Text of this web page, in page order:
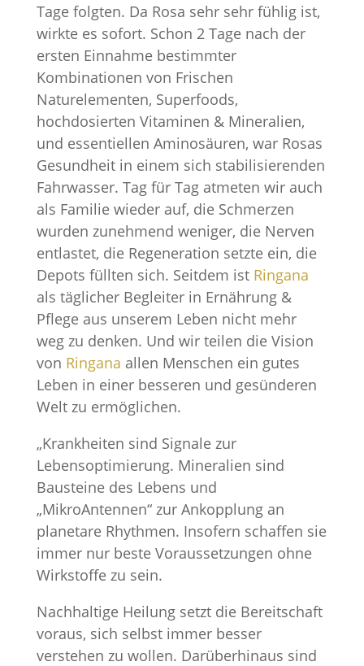
Tage folgten. Da Rosa sehr sehr fühlig ist,
wirkte es sofort. Schon 2 Tage nach der
ersten Einnahme bestimmter
Kombinationen von Frischen
Naturelementen, Superfoods,
hochdosierten Vitaminen & Mineralien,
und essentiellen Aminosäuren, war Rosas
Gesundheit in einem sich stabilisierenden
Fahrwasser. Tag für Tag atmeten wir auch
als Familie wieder auf, die Schmerzen
wurden zunehmend weniger, die Nerven
entlastet, die Regeneration setzte ein, die
Depots füllten sich. Seitdem ist Ringana
als täglicher Begleiter in Ernährung &
Pflege aus unserem Leben nicht mehr
weg zu denken. Und wir teilen die Vision
von Ringana allen Menschen ein gutes
Leben in einer besseren und gesünderen
Welt zu ermöglichen.
„Krankheiten sind Signale zur
Lebensoptimierung. Mineralien sind
Bausteine des Lebens und
„MikroAntennen“ zur Ankopplung an
planetare Rhythmen. Insofern schaffen sie
immer nur beste Voraussetzungen ohne
Wirkstoffe zu sein.
Nachhaltige Heilung setzt die Bereitschaft
voraus, sich selbst immer besser
verstehen zu wollen. Darüberhinaus sind